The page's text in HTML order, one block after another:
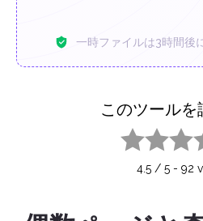
一時ファイルは3時間後
このツールを
4.5 / 5 - 92